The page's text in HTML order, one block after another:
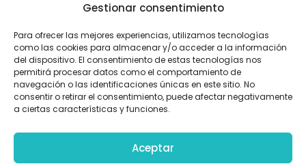
Gestionar consentimiento
Para ofrecer las mejores experiencias, utilizamos tecnologías
como las cookies para almacenar y/o acceder a la información
del dispositivo. El consentimiento de estas tecnologías nos
permitirá procesar datos como el comportamiento de
navegación o las identificaciones únicas en este sitio. No
consentir o retirar el consentimiento, puede afectar negativamente
a ciertas características y funciones.
Aceptar
Política de Privacidad
Política de cookies
Subvenciones
BONPILATES S.L. ha sido beneficiaria del Fondo Europeo de
Desarrollo Regional cuyo objetivo es mejorar el uso y la
calidad de las tecnologías de la información y de las
apps móviles, otro de Desarrollo de material promocional